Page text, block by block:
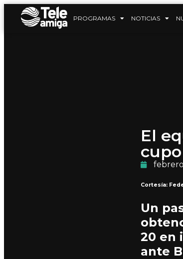
PROGRAMAS NOTICIAS
El
Cortesía:
Un
20 en
ante